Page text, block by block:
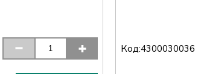
Код:4300030036